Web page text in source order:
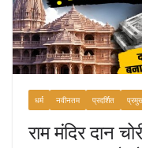
धर्म नवीनतम प्रदर्शित
राम मंदिर दान